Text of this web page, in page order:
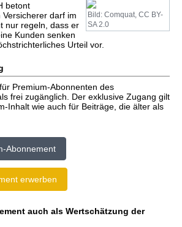
Bild: Comquat, CC BY-
SA 2.0
betont
darf im
nur regeln, dass er
Kunden senken
Urteil vor.
Premium-Abonnenten des
frei zugänglich. Der exklusive Zugang gilt
Inhalt wie auch für Beiträge, die älter als
Abonnement
erwerben
auch als Wertschätzung der